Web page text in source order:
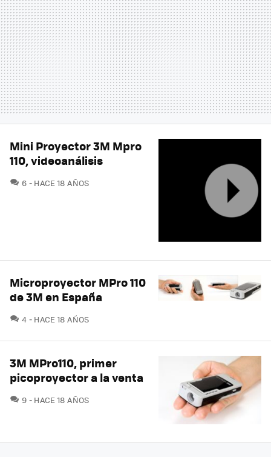
Mini Proyector 3M Mpro
110, videoanálisis
6 COMENTARIOS
HACE 18 AÑOS
Microproyector MPro 110
de 3M en España
4 COMENTARIOS
HACE 18 AÑOS
3M MPro110, primer
picoproyector a la venta
9 COMENTARIOS
HACE 18 AÑOS